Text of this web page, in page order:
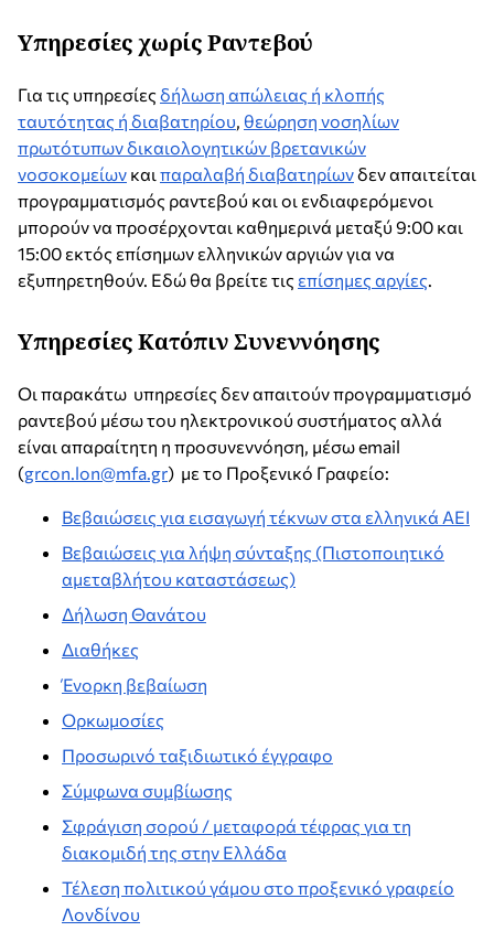
Υπηρεσίες χωρίς Ραντεβού
Για τις υπηρεσίες δήλωση απώλειας ή κλοπής
ταυτότητας ή διαβατηρίου, θεώρηση νοσηλίων
πρωτότυπων δικαιολογητικών βρετανικών
νοσοκομείων και παραλαβή διαβατηρίωνδεν απαιτείται
προγραμματισμός ραντεβού και οι ενδιαφερόμενοι
μπορούν να προσέρχονται καθημερινά μεταξύ 9:00 και
15:00 εκτός επίσημων ελληνικών αργιών για να
εξυπηρετηθούν. Εδώ θα βρείτε τις επίσημες αργίες.
Υπηρεσίες Κατόπιν Συνεννόησης
Οι παρακάτω υπηρεσίες δεν απαιτούν προγραμματισμό
ραντεβού μέσω του ηλεκτρονικού συστήματος αλλά
είναι απαραίτητη η προσυνεννόηση, μέσω email
(grcon.lon@mfa.gr) με το Προξενικό Γραφείο:
Βεβαιώσεις για εισαγωγή τέκνων στα ελληνικά ΑΕΙ
Βεβαιώσεις για λήψη σύνταξης (Πιστοποιητικό
αμεταβλήτου καταστάσεως)
Δήλωση Θανάτου
Διαθήκες
Ένορκη βεβαίωση
Ορκωμοσίες
Προσωρινό ταξιδιωτικό έγγραφο
Σύμφωνα συμβίωσης
Σφράγιση σορού / μεταφορά τέφρας για τη
διακομιδή της στην Ελλάδα
Τέλεση πολιτικού γάμου στο προξενικό γραφείο
Λονδίνου